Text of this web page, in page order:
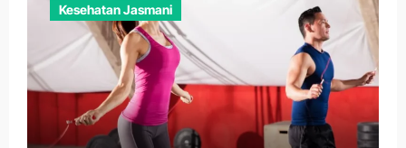
Kesehatan Jasmani